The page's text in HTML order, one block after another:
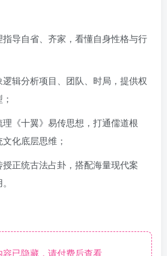
指导自省、齐家，看懂自身性格与行
逻辑分析项目、团队、时局，提供权
理《十翼》易传思想，打通儒道根
化底层思维；
授正统古法占卦，搭配海量现代案
已隐藏，请付费后查看